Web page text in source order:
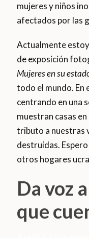
mujeres y niños
afectados por las
Actualmente
de exposición
Mujeres en su
todo el mundo. En
centrando en una
muestran casas
tributo a nuestras
destruidas.
otros hogares
Da voz
que